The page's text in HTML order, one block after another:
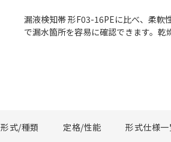
漏液検知帯 形F03-16PEに比べ、柔軟
で漏水箇所を容易に確認できます。乾
形式/種類 定格/性能 形式仕様一